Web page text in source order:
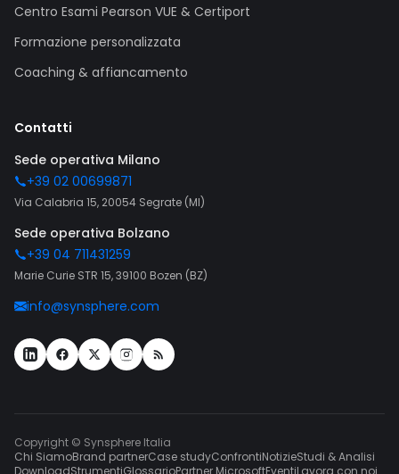
Centro Esami Pearson VUE & Certiport
Formazione personalizzata
Coaching & affiancamento
Contatti
Sede operativa Milano
+39 02 00699871
Via Calabria 15, 20054 Segrate (MI)
Sede operativa Bolzano
+39 04 711431259
Marie Curie STR 15, 39100 Bozen (BZ)
info@synsphere.com
Copyright © Synsphere Italia
Chi SiamoBrand partnerCase studyConfrontiNotizieStudi & Analisi
DownloadStrumentiGlossarioPartner MicrosoftEventiLavora con noi